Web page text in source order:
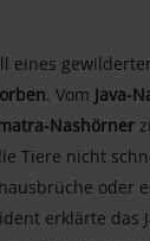
eines
. Vom Java-
Nashörner
Tiere nicht
oder
erklärte das